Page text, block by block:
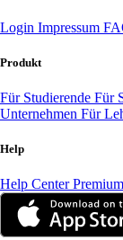
Login Impressum
Produkt
Für Studierende Für
Unternehmen Für
Help
Help Center